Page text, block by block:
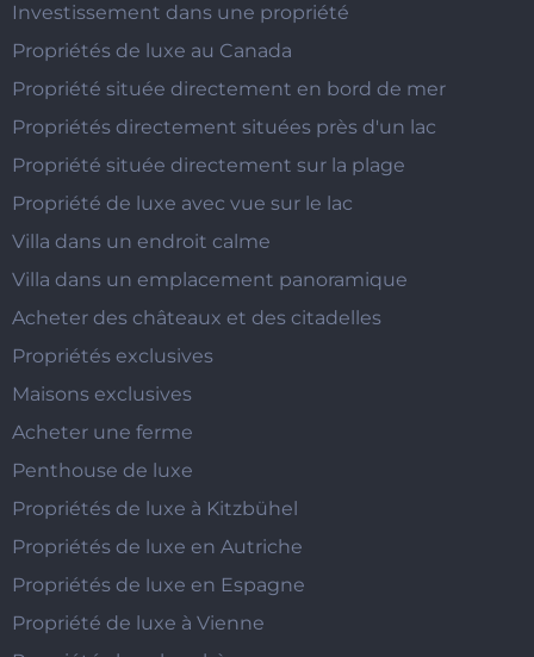
Investissement dans une propriété
Propriétés de luxe au Canada
Propriété située directement en bord de mer
Propriétés directement situées près d'un lac
Propriété située directement sur la plage
Propriété de luxe avec vue sur le lac
Villa dans un endroit calme
Villa dans un emplacement panoramique
Acheter des châteaux et des citadelles
Propriétés exclusives
Maisons exclusives
Acheter une ferme
Penthouse de luxe
Propriétés de luxe à Kitzbühel
Propriétés de luxe en Autriche
Propriétés de luxe en Espagne
Propriété de luxe à Vienne